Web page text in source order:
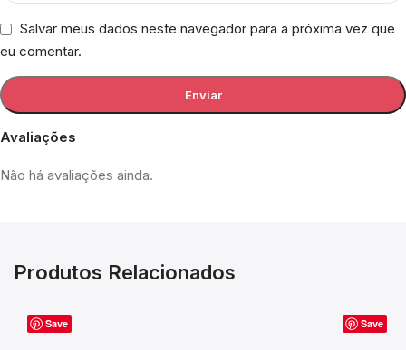
Avaliações
Não há avaliações ainda.
Salvar meus dados neste navegador para a próxima vez que
eu comentar.
Produtos Relacionados
Save Save